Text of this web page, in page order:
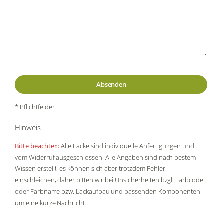
* Pflichtfelder
Hinweis
Bitte beachten:Alle Lacke sind individuelle Anfertigungen und
vom Widerruf ausgeschlossen. Alle Angaben sind nach bestem
Wissen erstellt, es können sich aber trotzdem Fehler
einschleichen, daher bitten wir bei Unsicherheiten bzgl. Farbcode
oder Farbname bzw. Lackaufbau und passenden Komponenten
um eine kurze Nachricht.